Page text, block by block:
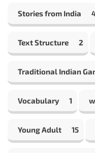
Stories from India
Text Structure 2
Traditional Indian
Vocabulary 1
Young Adult 15